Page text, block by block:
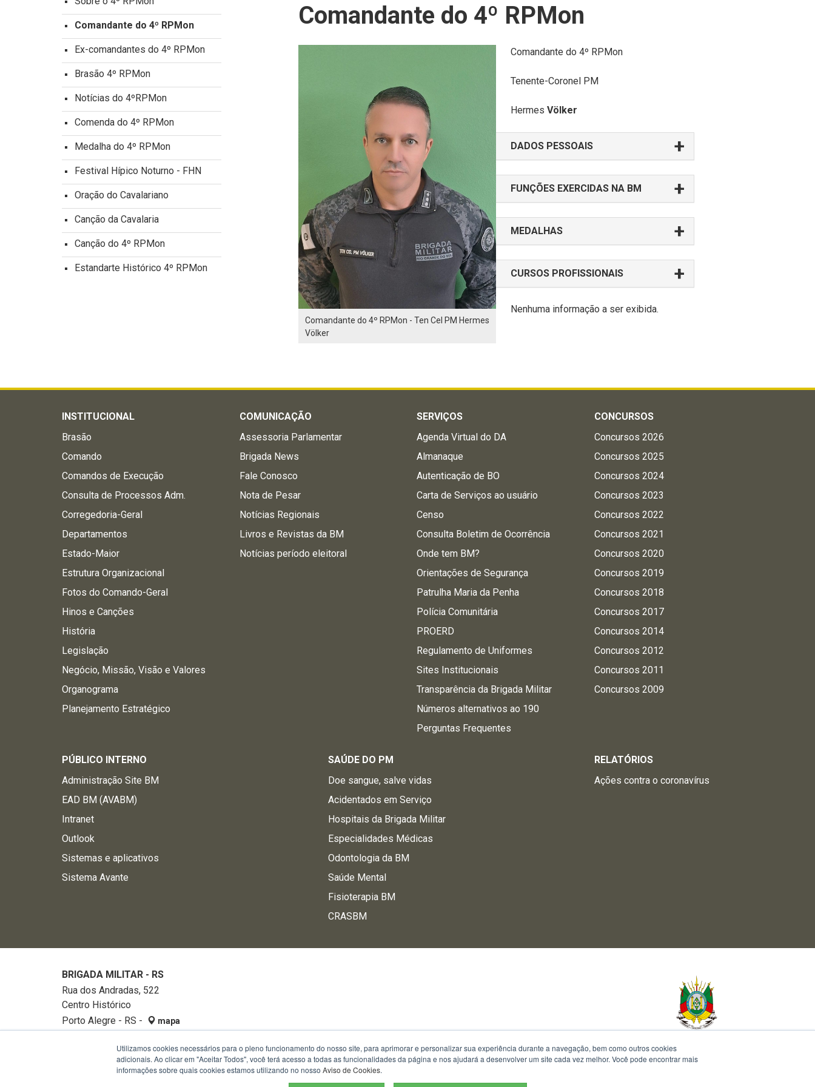
Comandante do 4º RPMon
Comandante do 4º RPMon - Ten Cel PM Hermes
Völker
Comandante do 4º RPMon
Tenente-Coronel PM
Hermes Völker
DADOS PESSOAIS
FUNÇÕES EXERCIDAS NA BM
MEDALHAS
CURSOS PROFISSIONAIS
Nenhuma informação a ser exibida.
Comandante do 4º RPMon
Ex-comandantes do 4º RPMon
Brasão 4º RPMon
Notícias do 4ºRPMon
Comenda do 4º RPMon
Medalha do 4º RPMon
Festival Hípico Noturno - FHN
Oração do Cavalariano
Canção da Cavalaria
Canção do 4º RPMon
Estandarte Histórico 4º RPMon
INSTITUCIONAL
Brasão
Comando
Comandos de Execução
Consulta de Processos Adm.
Corregedoria-Geral
Departamentos
Estado-Maior
Estrutura Organizacional
Fotos do Comando-Geral
Hinos e Canções
História
Legislação
Negócio, Missão, Visão e Valores
Organograma
Planejamento Estratégico
COMUNICAÇÃO
Assessoria Parlamentar
Brigada News
Fale Conosco
Nota de Pesar
Notícias Regionais
Livros e Revistas da BM
Notícias período eleitoral
SERVIÇOS
Agenda Virtual do DA
Almanaque
Autenticação de BO
Carta de Serviços ao usuário
Censo
Consulta Boletim de Ocorrência
Onde tem BM?
Orientações de Segurança
Patrulha Maria da Penha
Polícia Comunitária
PROERD
Regulamento de Uniformes
Sites Institucionais
Transparência da Brigada Militar
Números alternativos ao 190
Perguntas Frequentes
CONCURSOS
Concursos 2026
Concursos 2025
Concursos 2024
Concursos 2023
Concursos 2022
Concursos 2021
Concursos 2020
Concursos 2019
Concursos 2018
Concursos 2017
Concursos 2014
Concursos 2012
Concursos 2011
Concursos 2009
PÚBLICO INTERNO
Administração Site BM
EAD BM (AVABM)
Intranet
Outlook
Sistemas e aplicativos
Sistema Avante
SAÚDE DO PM
Doe sangue, salve vidas
Acidentados em Serviço
Hospitais da Brigada Militar
Especialidades Médicas
Odontologia da BM
Saúde Mental
Fisioterapia BM
CRASBM
RELATÓRIOS
Ações contra o coronavírus
BRIGADA MILITAR - RS
Rua dos Andradas, 522
Centro Histórico
Porto Alegre - RS -
mapa
32882740Utilizamos cookies necessários para o pleno funcionamento do nosso site, para aprimorar e personalizar sua experiência durante a navegação, bem como outros cookies
adicionais. Ao clicar em "Aceitar Todos", você terá acesso a todas as funcionalidades da página e nos ajudará a desenvolver um site cada vez melhor. Você pode encontrar mais
informações sobre quais cookies estamos utilizando no nosso Aviso de Cookies.